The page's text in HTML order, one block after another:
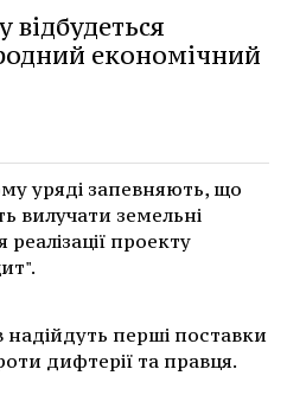
відбудеться
економічний
уряді запевняють, що
вилучати земельні
реалізації проекту
перші поставки
дифтерії та правця.